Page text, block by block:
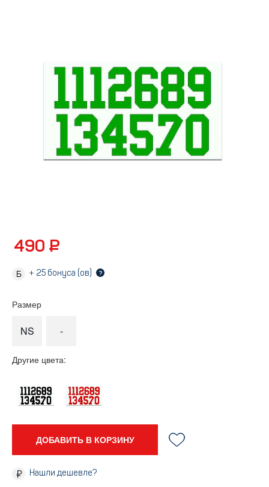
490 ₽
+ 25 бонуса (ов) ?
Размер
NS -
Другие цвета:
ДОБАВИТЬ В КОРЗИНУ
Нашли дешевле?